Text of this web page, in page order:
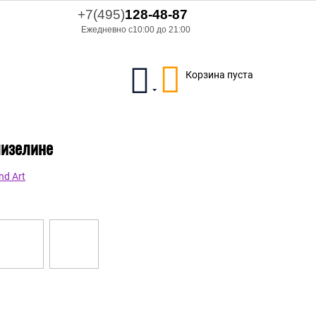
+7(495)128-48-87
Ежедневно с10:00 до 21:00
Корзина пуста
Art